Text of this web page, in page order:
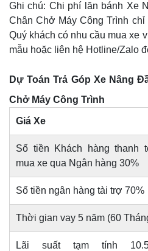
Ghi chú: Chi phí lăn bánh Xe
Chân Chở Máy Công Trình chỉ
Quý khách có nhu cầu mua xe
mẫu hoặc liên hệ Hotline/Zalo
Dự Toán Trả Góp Xe Nâng
Chở Máy Công Trình
Giá Xe
Số tiền Khách hàng thanh
mua xe qua Ngân hàng 30%
Số tiền ngân hàng tài trợ 70%
Thời gian vay 5 năm (60
Lãi suất tạm tính